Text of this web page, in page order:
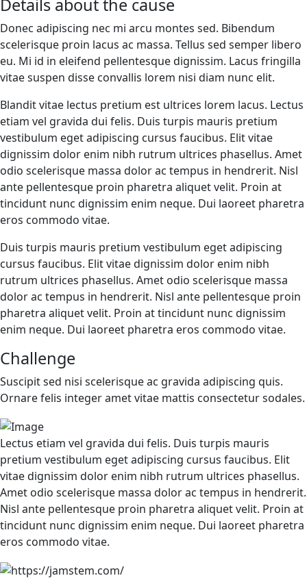
Details about the cause
Donec adipiscing nec mi arcu montes sed. Bibendum
scelerisque proin lacus ac massa. Tellus sed semper libero
eu. Mi id in eleifend pellentesque dignissim. Lacus fringilla
vitae suspen disse convallis lorem nisi diam nunc elit.
Blandit vitae lectus pretium est ultrices lorem lacus. Lectus
etiam vel gravida dui felis. Duis turpis mauris pretium
vestibulum eget adipiscing cursus faucibus. Elit vitae
dignissim dolor enim nibh rutrum ultrices phasellus. Amet
odio scelerisque massa dolor ac tempus in hendrerit. Nisl
ante pellentesque proin pharetra aliquet velit. Proin at
tincidunt nunc dignissim enim neque. Dui laoreet pharetra
eros commodo vitae.
Duis turpis mauris pretium vestibulum eget adipiscing
cursus faucibus. Elit vitae dignissim dolor enim nibh
rutrum ultrices phasellus. Amet odio scelerisque massa
dolor ac tempus in hendrerit. Nisl ante pellentesque proin
pharetra aliquet velit. Proin at tincidunt nunc dignissim
enim neque. Dui laoreet pharetra eros commodo vitae.
Challenge
Suscipit sed nisi scelerisque ac gravida adipiscing quis.
Ornare felis integer amet vitae mattis consectetur sodales.
Lectus etiam vel gravida dui felis. Duis turpis mauris
pretium vestibulum eget adipiscing cursus faucibus. Elit
vitae dignissim dolor enim nibh rutrum ultrices phasellus.
Amet odio scelerisque massa dolor ac tempus in hendrerit.
Nisl ante pellentesque proin pharetra aliquet velit. Proin at
tincidunt nunc dignissim enim neque. Dui laoreet pharetra
eros commodo vitae.